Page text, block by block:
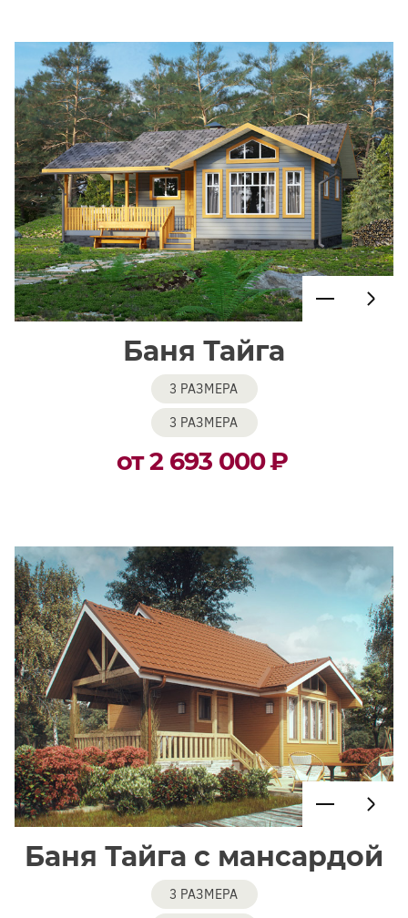
Баня Тайга
3 РАЗМЕРА
3 РАЗМЕРА
от 2 693 000₽
Баня Тайга с мансардой
3 РАЗМЕРА